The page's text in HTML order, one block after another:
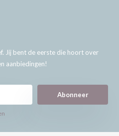
Jij bent de eerste die hoort over
aanbiedingen!
Abonneer